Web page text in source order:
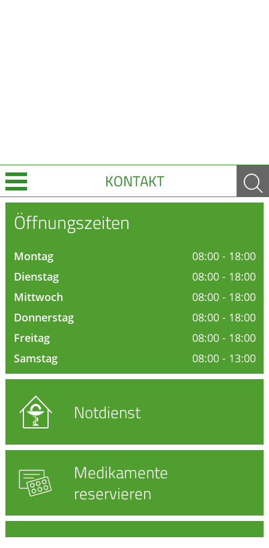
KONTAKT
Über uns
Ratgeber
Krankheiten & Therapie
HOMÖOPATHIE
GESUND IM ALTER
Öffnungszeiten
Montag
08:00 - 18:00
Dienstag
08:00 - 18:00
Mittwoch
08:00 - 18:00
Donnerstag
08:00 - 18:00
Freitag
08:00 - 18:00
Samstag
08:00 - 13:00
Notdienst
Medikamente
reservieren